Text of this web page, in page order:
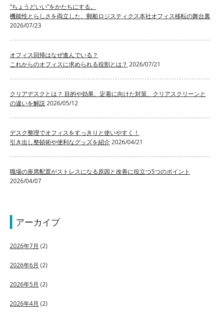
“ちょうどいい”をかたちにする。
機能性とらしさを両立した、郵船ロジスティクス本社オフィス移転の舞台裏
2026/07/23
オフィス回帰はなぜ進んでいる？
これからのオフィスに求められる役割とは？ 2026/07/21
クリアデスクとは？ 目的や効果、定着に向けた対策、クリアスクリーンと
の違いを解説2026/05/12
デスク整理でオフィスをすっきりと使いやすく！
引き出し整頓術や便利なグッズを紹介2026/04/21
職場の座席配置がストレスになる原因と改善に役立つ5つのポイント
2026/04/07
アーカイブ
2026年7月 (2)
2026年6月 (2)
2026年5月 (2)
2026年4月 (2)